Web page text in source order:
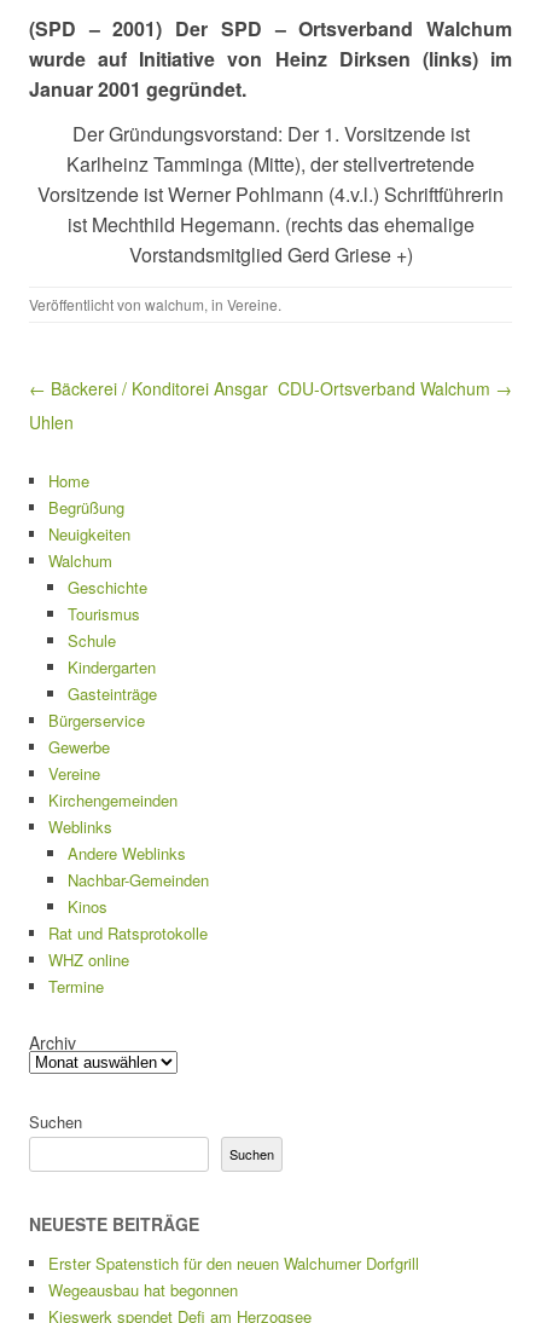
(SPD – 2001) Der SPD – Ortsverband Walchum
wurde auf Initiative von Heinz Dirksen (links) im
Januar 2001 gegründet.
Der Gründungsvorstand: Der 1. Vorsitzende ist
Karlheinz Tamminga (Mitte), der stellvertretende
Vorsitzende ist Werner Pohlmann (4.v.l.) Schriftführerin
ist Mechthild Hegemann. (rechts das ehemalige
Vorstandsmitglied Gerd Griese +)
Veröffentlicht von walchum, in Vereine.
Beitragsnavigation
← Bäckerei / Konditorei Ansgar
Uhlen
CDU-Ortsverband Walchum →
Home
Begrüßung
Neuigkeiten
Walchum
Geschichte
Tourismus
Schule
Kindergarten
Gasteinträge
Bürgerservice
Gewerbe
Vereine
Kirchengemeinden
Weblinks
Andere Weblinks
Nachbar-Gemeinden
Kinos
Rat und Ratsprotokolle
WHZ online
Termine
Archiv
Suchen
Suchen
NEUESTE BEITRÄGE
Erster Spatenstich für den neuen Walchumer Dorfgrill
Wegeausbau hat begonnen
Kieswerk spendet Defi am Herzogsee